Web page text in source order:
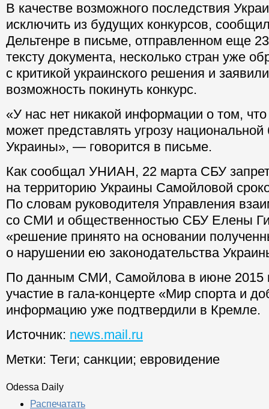
В качестве возможного последствия
исключить из будущих конкурсов,
Дельтенре в письме, отправленном еще
тексту документа, несколько стран уже
с критикой украинского решения и
возможность покинуть конкурс.
«У нас нет никакой информации о том,
может представлять угрозу национальной
Украины», — говорится в письме.
Как сообщал УНИАН, 22 марта СБУ
на территорию Украины Самойловой
По словам руководителя Управления
со СМИ и общественностью СБУ Елены
«решение принято на основании
о нарушении ею законодательства
По данным СМИ, Самойлова в июне 2015
участие в гала-концерте «Мир спорта и
информацию уже подтвердили в Кремле.
Источник: news.mail.ru
Метки: Теги; санкции; евровидение
Odessa Daily
Распечатать